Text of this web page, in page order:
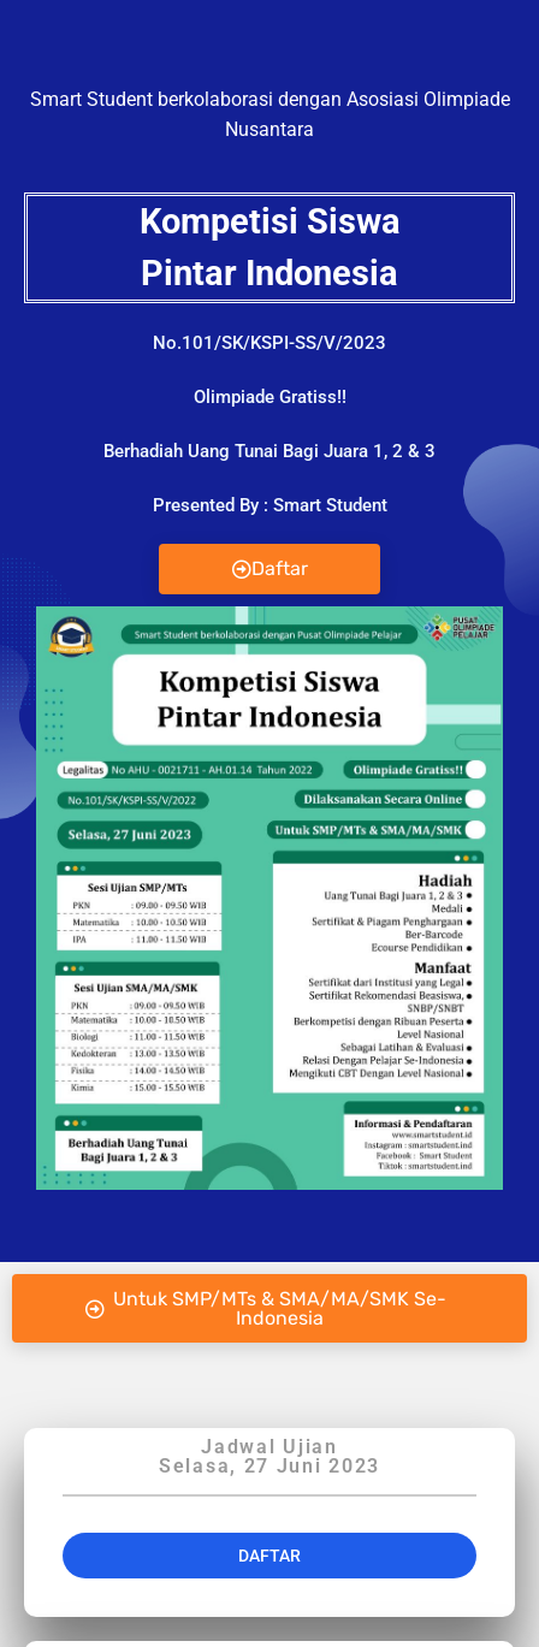
Smart Student berkolaborasi dengan Asosiasi Olimpiade
Nusantara
Kompetisi Siswa
Pintar Indonesia
No.101/SK/KSPI-SS/V/2023
Olimpiade Gratiss!!
Berhadiah Uang Tunai Bagi Juara 1, 2 & 3
Presented By : Smart Student
Daftar
Untuk SMP/MTs & SMA/MA/SMK Se-
Indonesia
Jadwal Ujian
Selasa, 27 Juni 2023
DAFTAR